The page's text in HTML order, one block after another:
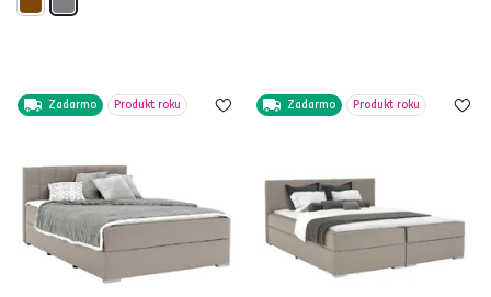
Zadarmo Produkt roku Zadarmo Produkt roku